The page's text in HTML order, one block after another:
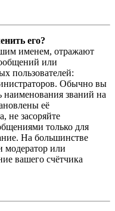
его?
именем, отражают
или
пользователей:
Обычно вы
званий на
её
не засоряйте
только для
На большинстве
модератор или
вашего счётчика